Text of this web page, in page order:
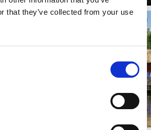
that they’ve collected from your use